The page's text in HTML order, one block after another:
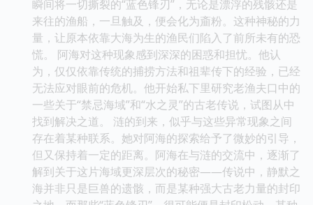
瞬间将一切撕裂的“蓝色锋刃”，无论是漂浮的残骸还是
来往的渔船，一旦触及，便会化为齑粉。这种神秘的力
量，让原本依靠大海为生的渔民们陷入了前所未有的恐
慌。 阿海对这种现象感到深深的困惑和担忧。他认
为，仅仅依靠传统的捕捞方法和祖辈传下的经验，已经
无法应对眼前的危机。他开始私下里研究老渔夫口中的
一些关于“禁忌海域”和“水之灵”的古老传说，试图从中
找到解决之道。 涟的到来，似乎与这些异常现象之间
存在着某种联系。她对阿海的探索给予了微妙的引导，
但又保持着一定的距离。阿海在与涟的交流中，逐渐了
解到关于这片海域更深层次的秘密——传说中，静默之
海并非只是巨兽的遗骸，而是某种强大古老力量的封印